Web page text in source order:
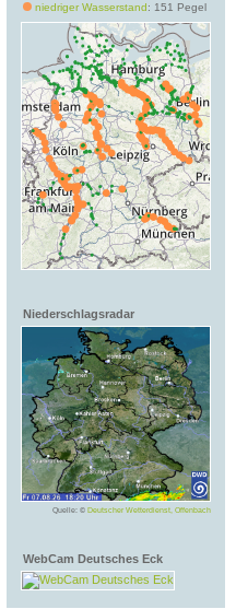
niedriger Wasserstand: 151 Pegel
Niederschlagsradar
Quelle: © Deutscher Wetterdienst, Offenbach
WebCam Deutsches Eck